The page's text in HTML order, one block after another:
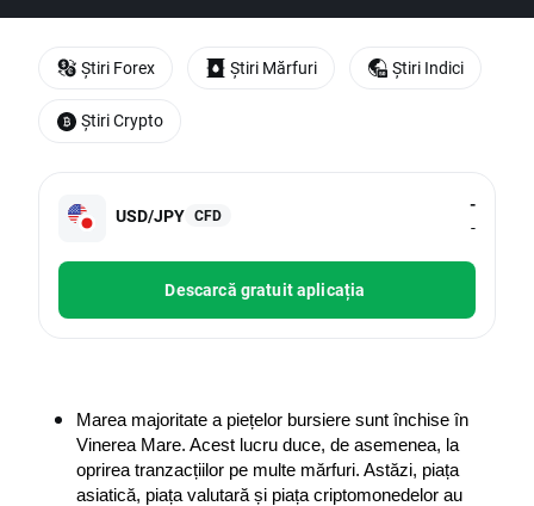
USD/JPY CFD
-
-
Descarcă gratuit aplicația
Marea majoritate a piețelor bursiere sunt închise în
Vinerea Mare. Acest lucru duce, de asemenea, la
oprirea tranzacțiilor pe multe mărfuri. Astăzi, piața
asiatică, piața valutară și piața criptomonedelor au
Știri Forex Știri Mărfuri Știri Indici
Știri Crypto